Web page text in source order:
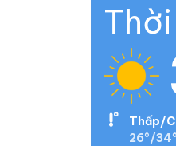
Thấp/
26°/34°